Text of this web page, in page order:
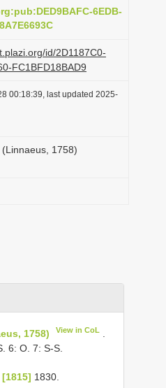
o
n
6EDB-
id/2D1187C0-
FC1BFD18BAD9
00:18:39, last updated 2025-
1758)
1758) View in CoL
6: O. 7: S-S.
1830.